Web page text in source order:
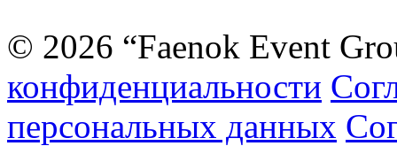
© 2026 “Faenok Event
конфиденциальности
персональных данных